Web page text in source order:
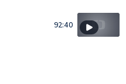
92:40